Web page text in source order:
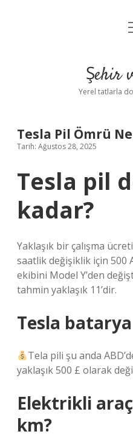
Şehir
Yerel tatlarla
Tesla Pil Ömrü
Tarih: Ağustos 28, 2025
Tesla pil
kadar?
Yaklaşık bir çalışma
saatlik değişiklik için 500
ekibini Model Y’den
tahmin yaklaşık 11’dir.
Tesla
Tela pili şu anda
yaklaşık 500 £ olarak
Elektrikli
km?